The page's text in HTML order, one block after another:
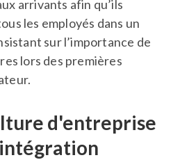
arrivants afin qu’ils
les employés dans un
sur l’importance de
lors des premières
d'entreprise